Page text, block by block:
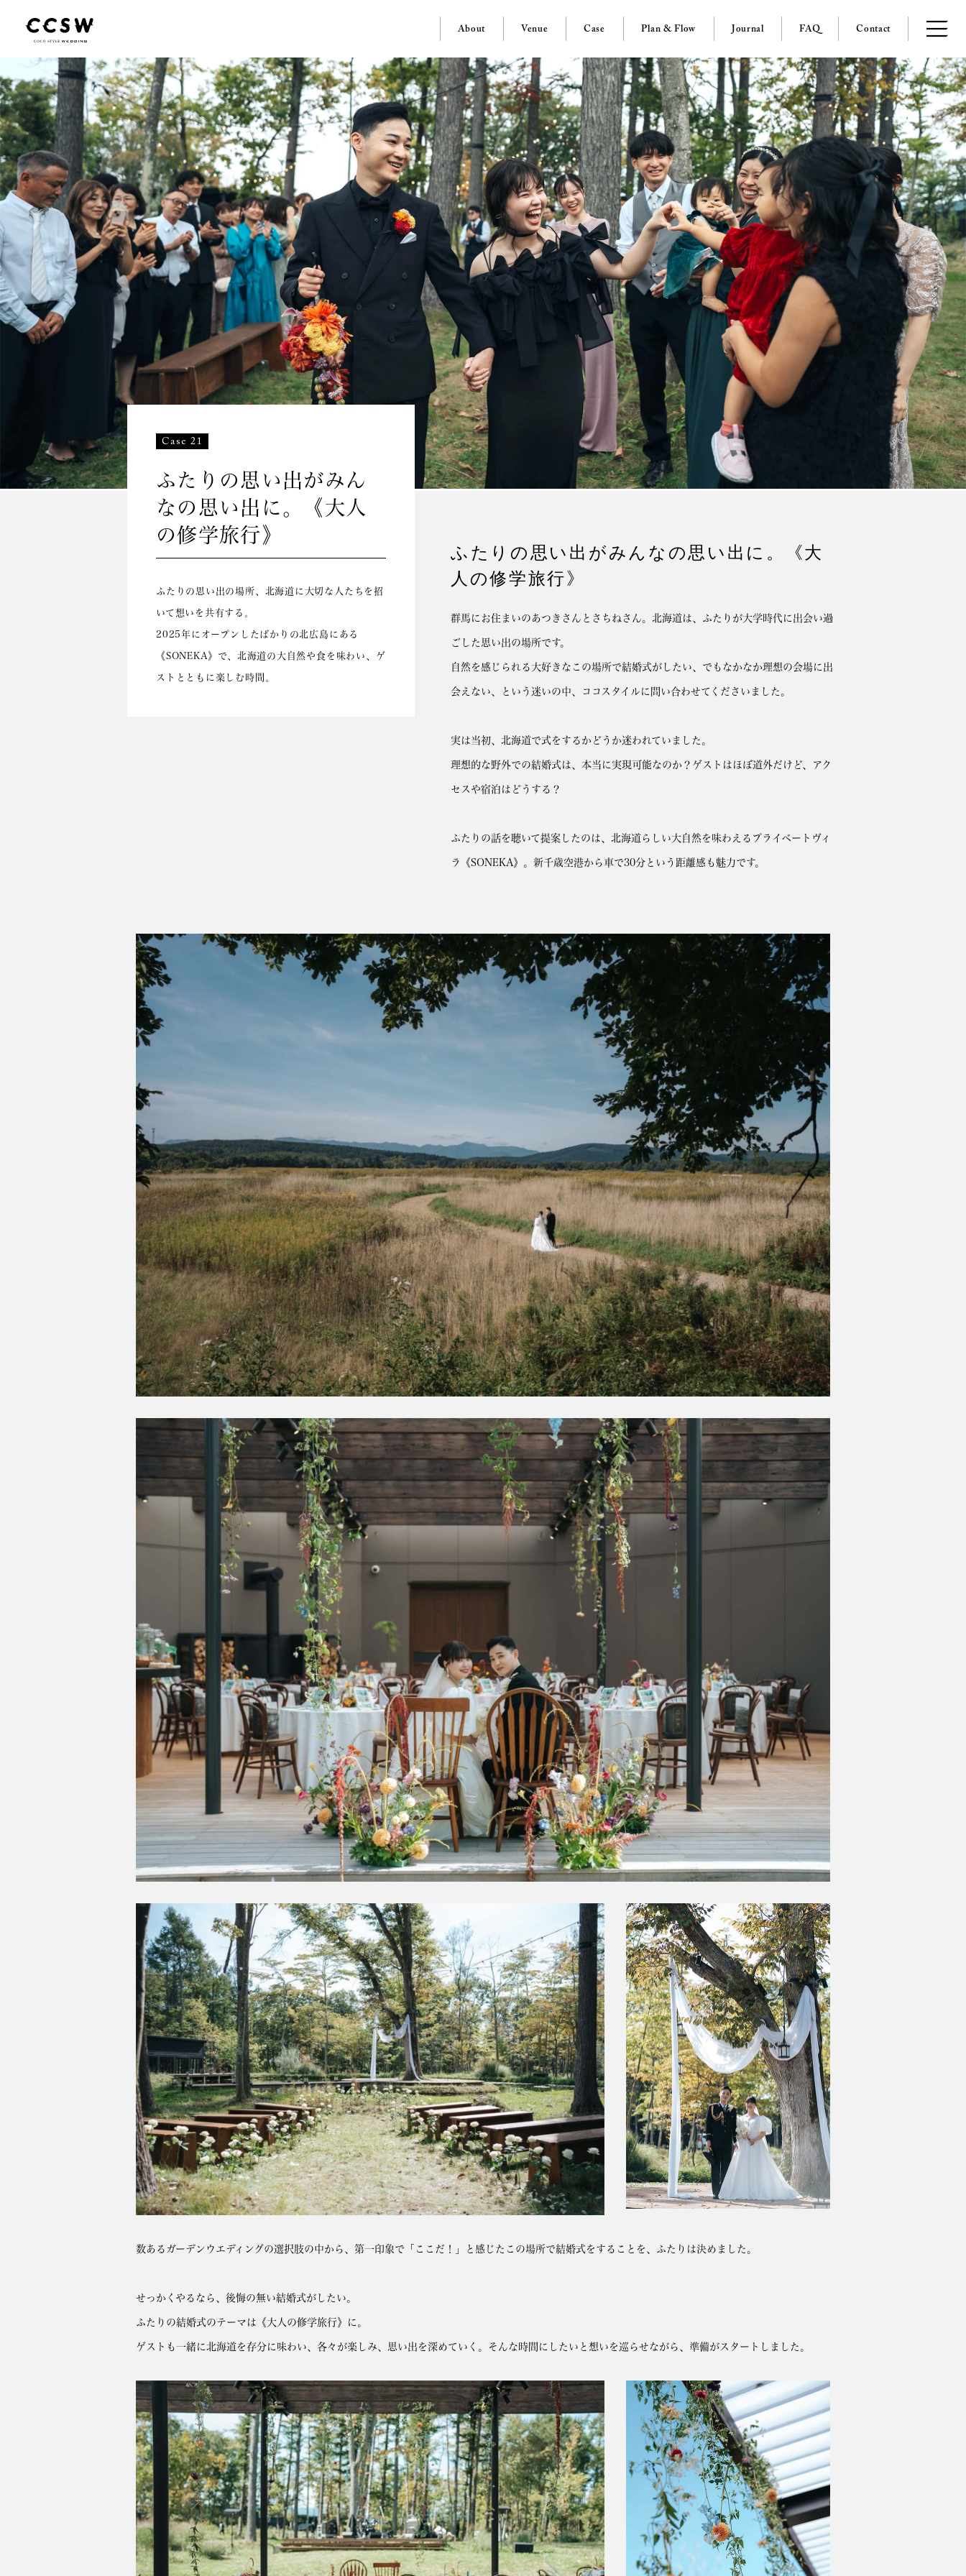
About Venue Case Plan & Flow Journal FAQ Contact
Case 21
ふたりの思い出がみん
なの思い出に。《大人
の修学旅行》
ふたりの思い出の場所、北海道に大切な人たちを招
いて想いを共有する。
2025年にオープンしたばかりの北広島にある
《SONEKA》で、北海道の大自然や食を味わい、ゲ
ストとともに楽しむ時間。
ふたりの思い出がみんなの思い出に。《大
人の修学旅行》
群馬にお住まいのあつきさんとさちねさん。北海道は、ふたりが大学時代に出会い過
ごした思い出の場所です。
自然を感じられる大好きなこの場所で結婚式がしたい、でもなかなか理想の会場に出
会えない、という迷いの中、ココスタイルに問い合わせてくださいました。
実は当初、北海道で式をするかどうか迷われていました。
理想的な野外での結婚式は、本当に実現可能なのか？ゲストはほぼ道外だけど、アク
セスや宿泊はどうする？
ふたりの話を聴いて提案したのは、北海道らしい大自然を味わえるプライベートヴィ
ラ《SONEKA》。新千歳空港から車で30分という距離感も魅力です。
数あるガーデンウエディングの選択肢の中から、第一印象で「ここだ！」と感じたこの場所で結婚式をすることを、ふたりは決めました。
せっかくやるなら、後悔の無い結婚式がしたい。
ふたりの結婚式のテーマは《大人の修学旅行》に。
ゲストも一緒に北海道を存分に味わい、各々が楽しみ、思い出を深めていく。そんな時間にしたいと想いを巡らせながら、準備がスタートしました。